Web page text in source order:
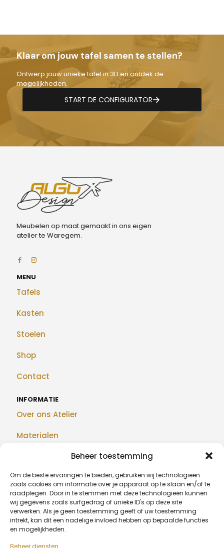
Beheer toestemming
Om de beste ervaringen te bieden, gebruiken wij technologieën
zoals cookies om informatie over je apparaat op te slaan en/of te
raadplegen. Door in te stemmen met deze technologieën kunnen
wij gegevens zoals surfgedrag of unieke ID's op deze site
verwerken. Als je geen toestemming geeft of uw toestemming
intrekt, kan dit een nadelige invloed hebben op bepaalde functies
en mogelijkheden.
Beheer diensten
Klaar om jouw tafel samen te stellen?
Ontwerp jouw unieke tafel in 3D en ontdek de
mogelijkheden.
START DE CONFIGURATOR
Meubelen op maat gemaakt in ons eigen
atelier te Waregem.
MENU
Tafels
Kasten
Stoelen
Shop
Contact
INFORMATIE
Over ons Atelier
Materialen
Realisaties
Blog